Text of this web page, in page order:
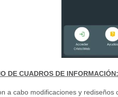
DE CUADROS DE INFORMACIÓN:
a cabo modificaciones y